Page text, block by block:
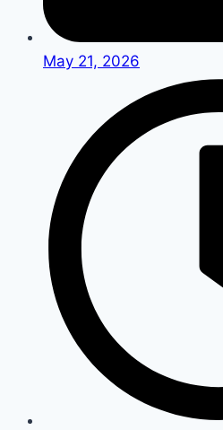
May 21, 2026